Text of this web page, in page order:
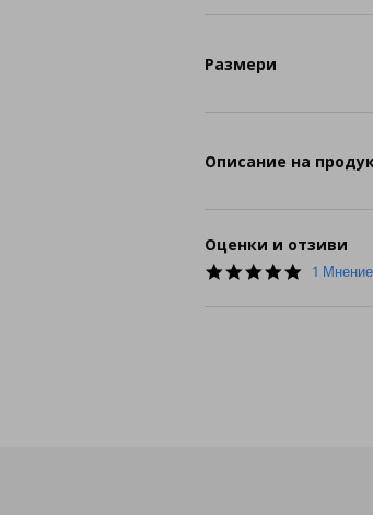
Размери
Описание на
Оценки и отзиви
5.0
1 Мнение